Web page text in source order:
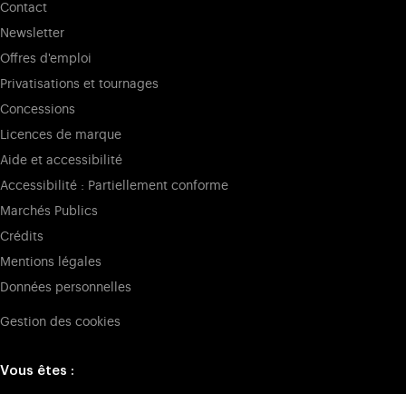
Contact
Newsletter
Offres d'emploi
Privatisations et tournages
Concessions
Licences de marque
Aide et accessibilité
Accessibilité : Partiellement conforme
Marchés Publics
Crédits
Mentions légales
Données personnelles
Gestion des cookies
Vous êtes :